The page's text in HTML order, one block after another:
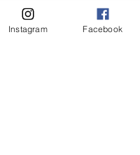
Ver tudo
Instagram Facebook